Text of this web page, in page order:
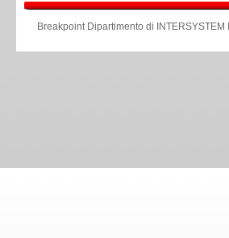
Breakpoint Dipartimento di INTERSYSTEM